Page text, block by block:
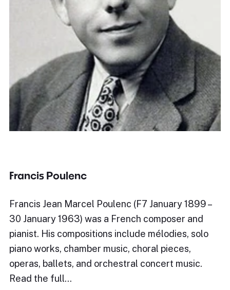
Francis Poulenc
Francis Jean Marcel Poulenc (F7 January 1899 –
30 January 1963) was a French composer and
pianist. His compositions include mélodies, solo
piano works, chamber music, choral pieces,
operas, ballets, and orchestral concert music.
Read the full…